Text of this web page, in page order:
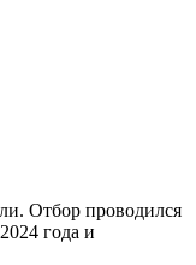
Отбор проводился
года и